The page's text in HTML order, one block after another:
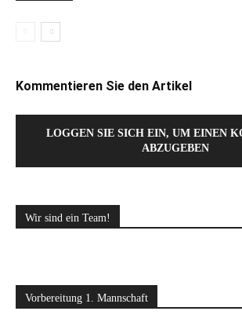
Kommentieren Sie den Artikel
LOGGEN SIE SICH EIN, UM EINEN
ABZUGEBEN
Wir sind ein Team!
Vorbereitung 1. Mannschaft